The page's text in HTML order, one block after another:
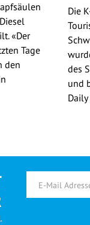
«Der
Tage
den
Die
des
und